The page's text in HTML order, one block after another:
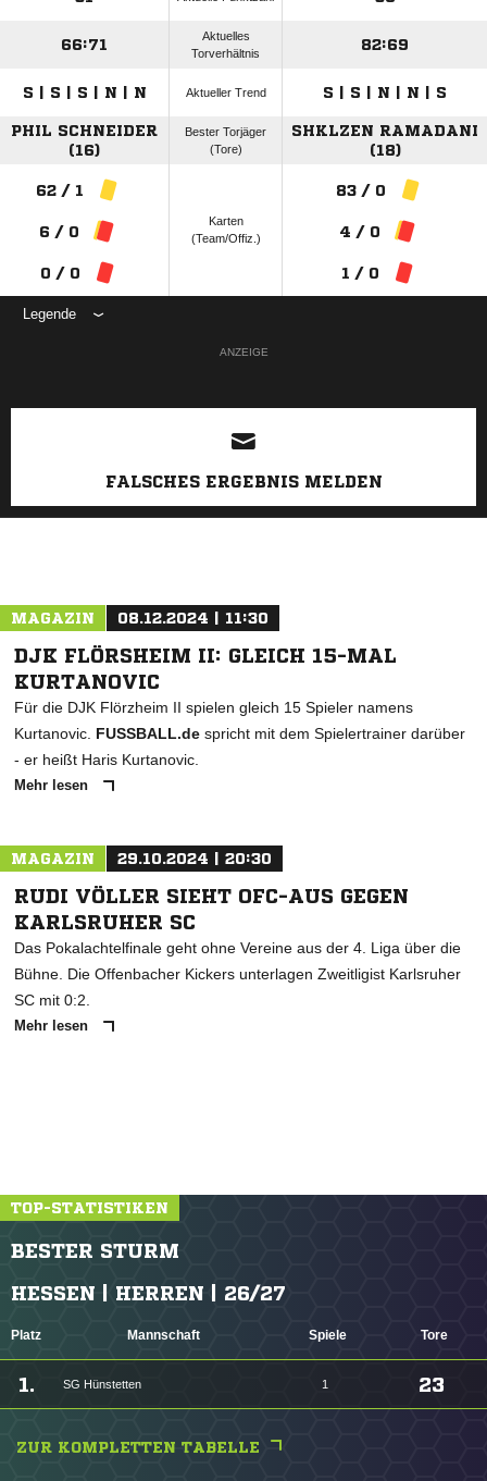
66:71
Aktuelles
Torverhältnis
82:69
S | S | S | N | N Aktueller Trend S | S | N | N | S
PHIL SCHNEIDER
(16)
Bester Torjäger
(Tore)
SHKLZEN RAMADANI
(18)
62 / 1
6 / 0
0 / 0
Karten
(Team/Offiz.)
83 / 0
4 / 0
1 / 0
Legende
ANZEIGE
FALSCHES ERGEBNIS MELDEN
MAGAZIN 08.12.2024 | 11:30
DJK FLÖRSHEIM II: GLEICH 15-MAL
KURTANOVIC
Für die DJK Flörzheim II spielen gleich 15 Spieler namens
Kurtanovic. FUSSBALL.de spricht mit dem Spielertrainer darüber
- er heißt Haris Kurtanovic.
Mehr lesen
MAGAZIN 29.10.2024 | 20:30
RUDI VÖLLER SIEHT OFC-AUS GEGEN
KARLSRUHER SC
Das Pokalachtelfinale geht ohne Vereine aus der 4. Liga über die
Bühne. Die Offenbacher Kickers unterlagen Zweitligist Karlsruher
SC mit 0:2.
Mehr lesen
TOP-STATISTIKEN
BESTER STURM
HESSEN | HERREN | 26/27
Platz Mannschaft Spiele Tore
1. SG Hünstetten 1 23
ZUR KOMPLETTEN TABELLE